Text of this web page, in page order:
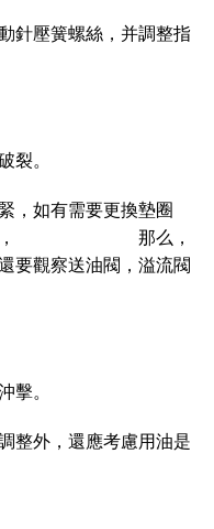
針壓簧螺絲，并調整指
裂。
，如有需要更換墊圈
管破裂， 那么，
要觀察送油閥，溢流閥
擊。
整外，還應考慮用油是